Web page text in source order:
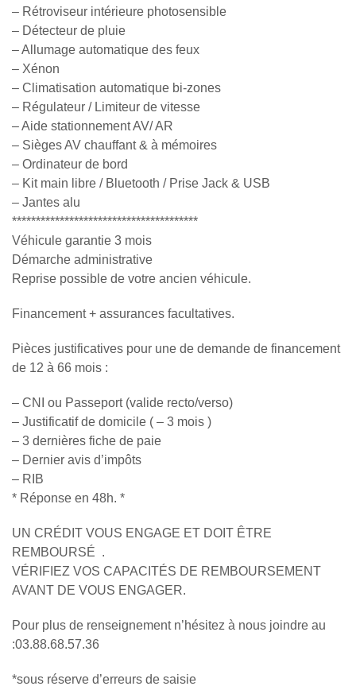
– Rétroviseur intérieure photosensible
– Détecteur de pluie
– Allumage automatique des feux
– Xénon
– Climatisation automatique bi-zones
– Régulateur / Limiteur de vitesse
– Aide stationnement AV/ AR
– Sièges AV chauffant & à mémoires
– Ordinateur de bord
– Kit main libre / Bluetooth / Prise Jack & USB
– Jantes alu
***************************************
Véhicule garantie 3 mois
Démarche administrative
Reprise possible de votre ancien véhicule.
Financement + assurances facultatives.
Pièces justificatives pour une de demande de financement
de 12 à 66 mois :
– CNI ou Passeport (valide recto/verso)
– Justificatif de domicile ( – 3 mois )
– 3 dernières fiche de paie
– Dernier avis d’impôts
– RIB
* Réponse en 48h. *
UN CRÉDIT VOUS ENGAGE ET DOIT ÊTRE
REMBOURSÉ .
VÉRIFIEZ VOS CAPACITÉS DE REMBOURSEMENT
AVANT DE VOUS ENGAGER.
Pour plus de renseignement n’hésitez à nous joindre au
:03.88.68.57.36
*sous réserve d’erreurs de saisie